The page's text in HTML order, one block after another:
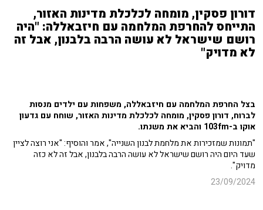
דורון פסקין, מומחה לכלכלת מדינות האזור,
התייחס להחרפת המלחמה עם חיזבאללה: "היה
רושם שישראל לא עושה הרבה בלבנון, אבל זה
לא מדויק"
בצל החרפת המלחמה עם חיזבאללה, משפחות עם ילדים מנסות
לברוח, דורון פסקין, מומחה לכלכלת מדינות האזור, שוחח עם גדעון
אוקו ב-103fm והביא את משנתו.
"תמונות שמזכירות את מלחמת לבנון השנייה", אמר והוסיף: "אני רוצה לציין
שעד היום היה רושם שישראל לא עושה הרבה בלבנון, אבל זה לא כזה
מדויק".
23/09/2024